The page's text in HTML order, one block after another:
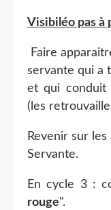
Visibiléo pas à
Faire
servante qui a
et qui conduit
(les
Revenir sur
Servante.
En cycle 3 :
rouge".